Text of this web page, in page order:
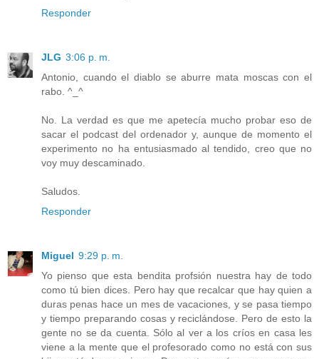
Responder
JLG 3:06 p. m.
Antonio, cuando el diablo se aburre mata moscas con el
rabo. ^_^
No. La verdad es que me apetecía mucho probar eso de
sacar el podcast del ordenador y, aunque de momento el
experimento no ha entusiasmado al tendido, creo que no
voy muy descaminado.
Saludos.
Responder
Miguel 9:29 p. m.
Yo pienso que esta bendita profsión nuestra hay de todo
como tú bien dices. Pero hay que recalcar que hay quien a
duras penas hace un mes de vacaciones, y se pasa tiempo
y tiempo preparando cosas y reciclándose. Pero de esto la
gente no se da cuenta. Sólo al ver a los críos en casa les
viene a la mente que el profesorado como no está con sus